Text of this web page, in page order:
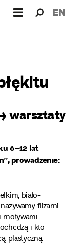
dla: EN
warsztaty
6–12 lat
prowadzenie:
biało-
flizami.
motywami
i kto
plastyczną.